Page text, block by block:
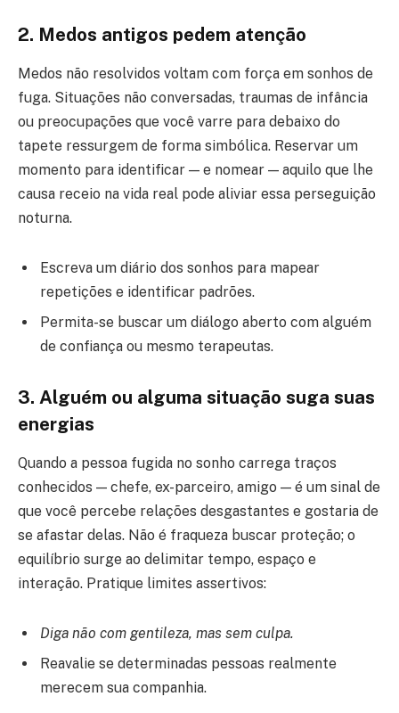
2. Medos antigos pedem atenção
Medos não resolvidos voltam com força em sonhos de
fuga. Situações não conversadas, traumas de infância
ou preocupações que você varre para debaixo do
tapete ressurgem de forma simbólica. Reservar um
momento para identificar — e nomear — aquilo que lhe
causa receio na vida real pode aliviar essa perseguição
noturna.
Escreva um diário dos sonhos para mapear
repetições e identificar padrões.
Permita-se buscar um diálogo aberto com alguém
de confiança ou mesmo terapeutas.
3. Alguém ou alguma situação suga suas
energias
Quando a pessoa fugida no sonho carrega traços
conhecidos — chefe, ex-parceiro, amigo — é um sinal de
que você percebe relações desgastantes e gostaria de
se afastar delas. Não é fraqueza buscar proteção; o
equilíbrio surge ao delimitar tempo, espaço e
interação. Pratique limites assertivos:
Diga não com gentileza, mas sem culpa.
Reavalie se determinadas pessoas realmente
merecem sua companhia.